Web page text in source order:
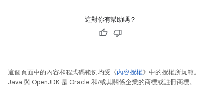
這對你有幫助嗎？
這個頁面中的內容和程式碼範例均受《內容授權》中的授權所規範。
Java 與 OpenJDK 是 Oracle 和/或其關係企業的商標或註冊商標。